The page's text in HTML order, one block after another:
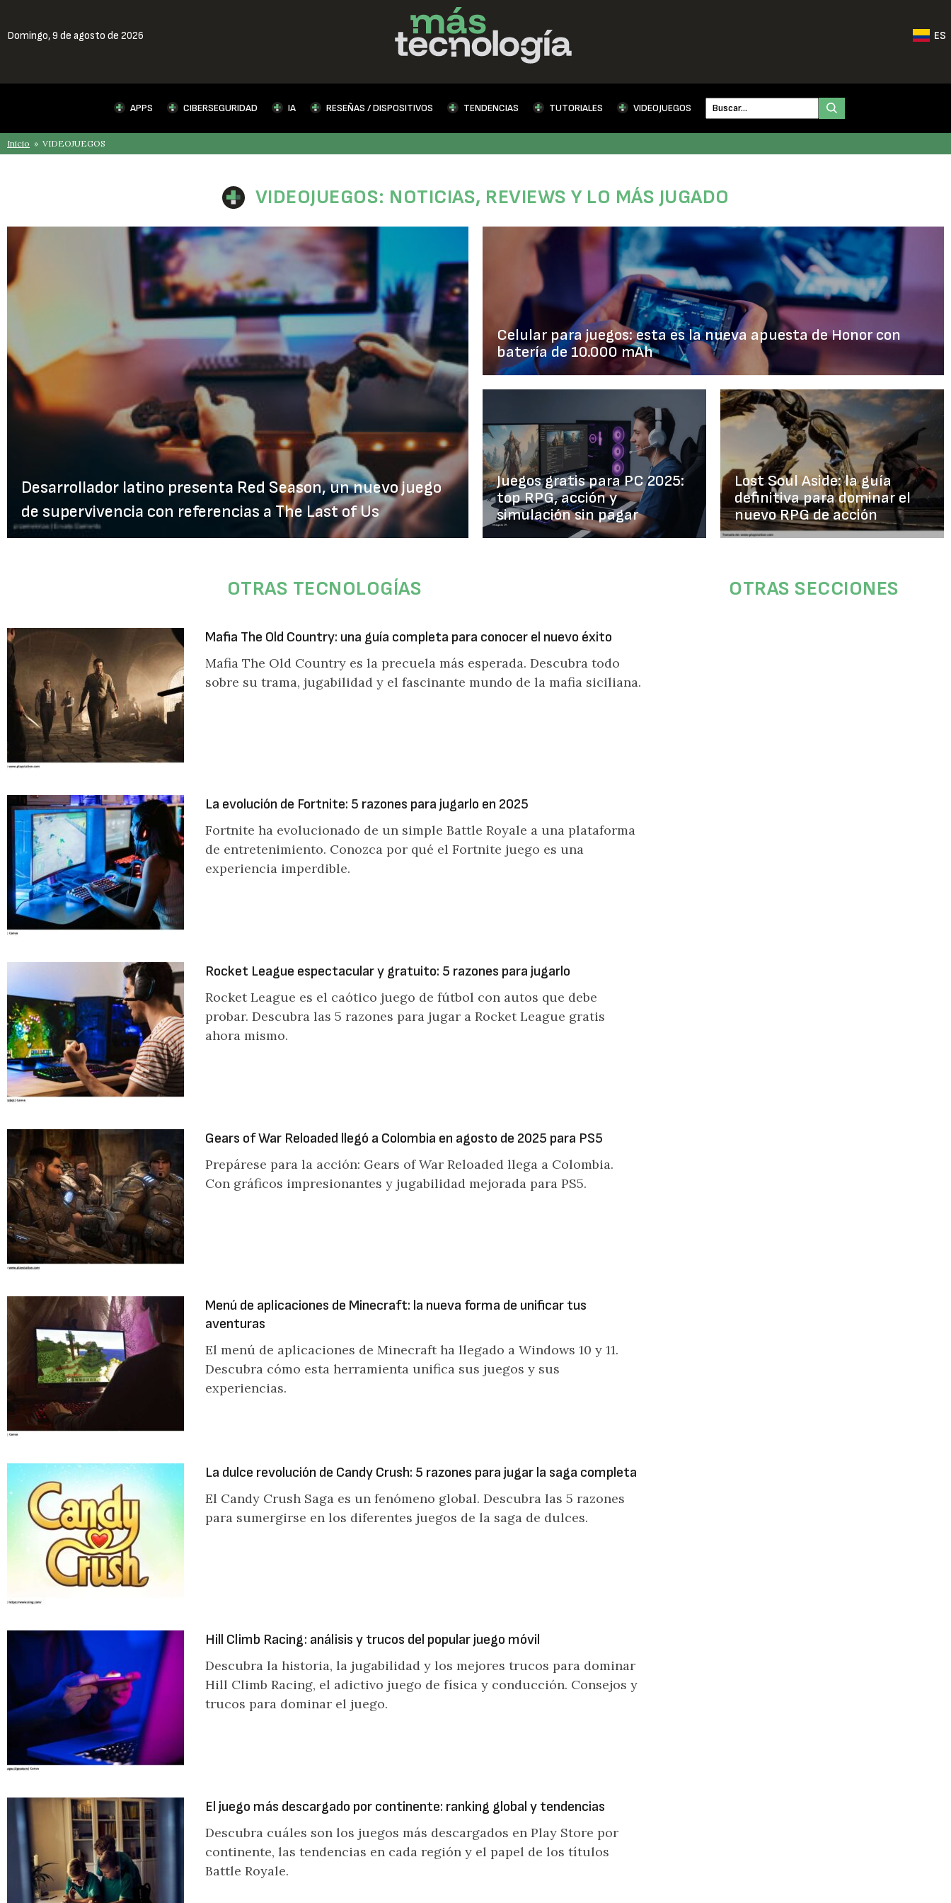
Domingo,9 de agosto de 2026 ES
APPS CIBERSEGURIDAD IA RESEÑAS / DISPOSITIVOS TENDENCIAS TUTORIALES VIDEOJUEGOS
Inicio » VIDEOJUEGOS
VIDEOJUEGOS: NOTICIAS, REVIEWS Y LO MÁS JUGADO
Desarrollador latino presenta Red Season, un nuevo juego
de supervivencia con referencias a The Last of Us
Celular para juegos: esta es la nueva apuesta de Honor con
batería de 10.000 mAh
Juegos gratis para PC 2025:
top RPG, acción y
simulación sin pagar
Lost Soul Aside: la guía
definitiva para dominar el
nuevo RPG de acción
OTRAS TECNOLOGÍAS
Mafia The Old Country: una guía completa para conocer el nuevo éxito
Mafia The Old Country es la precuela más esperada. Descubra todo
sobre su trama, jugabilidad y el fascinante mundo de la mafia siciliana.
La evolución de Fortnite: 5 razones para jugarlo en 2025
Fortnite ha evolucionado de un simple Battle Royale a una plataforma
de entretenimiento. Conozca por qué el Fortnite juego es una
experiencia imperdible.
Rocket League espectacular y gratuito: 5 razones para jugarlo
Rocket League es el caótico juego de fútbol con autos que debe
probar. Descubra las 5 razones para jugar a Rocket League gratis
ahora mismo.
Gears of War Reloaded llegó a Colombia en agosto de 2025 para PS5
Prepárese para la acción: Gears of War Reloaded llega a Colombia.
Con gráficos impresionantes y jugabilidad mejorada para PS5.
Menú de aplicaciones de Minecraft: la nueva forma de unificar tus
aventuras
El menú de aplicaciones de Minecraft ha llegado a Windows 10 y 11.
Descubra cómo esta herramienta unifica sus juegos y sus
experiencias.
La dulce revolución de Candy Crush: 5 razones para jugar la saga completa
El Candy Crush Saga es un fenómeno global. Descubra las 5 razones
para sumergirse en los diferentes juegos de la saga de dulces.
Hill Climb Racing: análisis y trucos del popular juego móvil
Descubra la historia, la jugabilidad y los mejores trucos para dominar
Hill Climb Racing, el adictivo juego de física y conducción. Consejos y
trucos para dominar el juego.
El juego más descargado por continente: ranking global y tendencias
Descubra cuáles son los juegos más descargados en Play Store por
continente, las tendencias en cada región y el papel de los títulos
Battle Royale.
OTRAS SECCIONES